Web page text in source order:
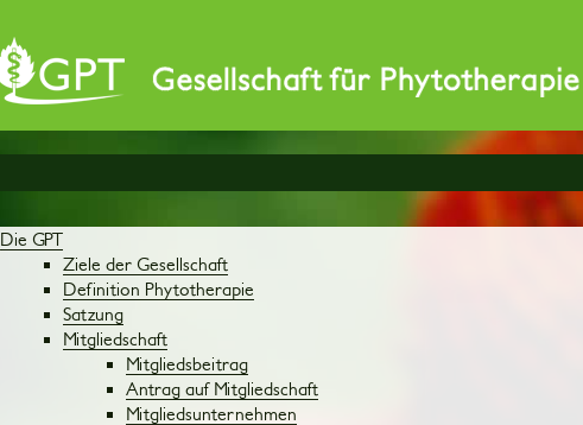
Die GPT
Ziele der Gesellschaft
Definition Phytotherapie
Satzung
Mitgliedschaft
Mitgliedsbeitrag
Antrag auf Mitgliedschaft
Mitgliedsunternehmen